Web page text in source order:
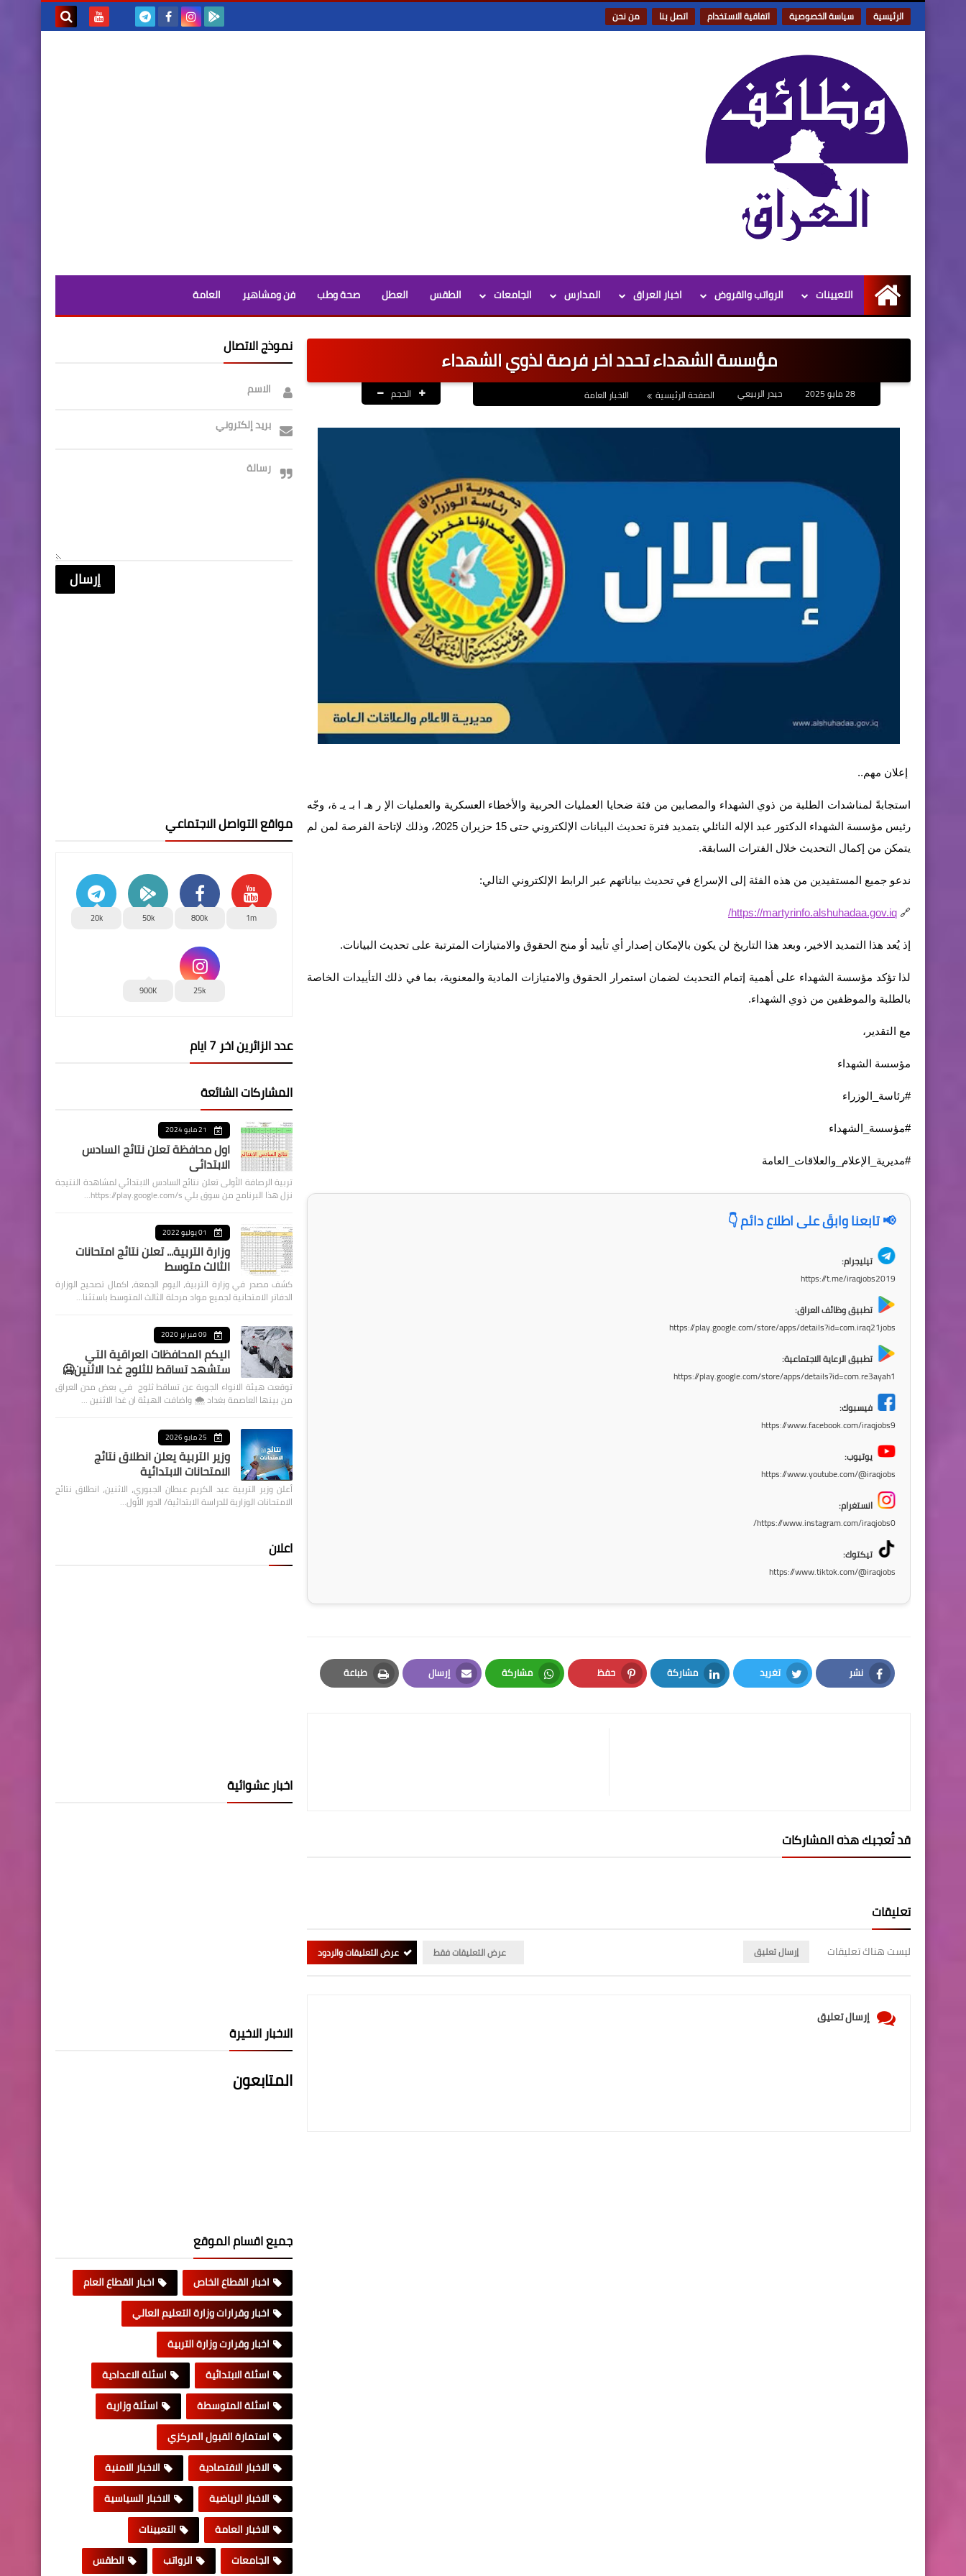
الرئيسية سياسة الخصوصية اتفاقية الاستخدام اتصل بنا من نحن
الرئيسية
التعيينات الرواتب والقروض اخبار العراق المدارس الجامعات الطقس العطل صحة وطب فن ومشاهير العامة
مؤسسة الشهداء تحدد اخر فرصة لذوي الشهداء
حيدر الربيعي الصفحة الرئيسية الاخبار العامة الحجم
إعلان مهم..
استجابةً لمناشدات الطلبة من ذوي الشهداء والمصابين من فئة ضحايا العمليات الحربية والأخطاء العسكرية والعمليات الإ ر هـ ا بـ يـ ة، وجّه
رئيس مؤسسة الشهداء الدكتور عبد الإله النائلي بتمديد فترة تحديث البيانات الإلكتروني حتى 15 حزيران 2025، وذلك لإتاحة الفرصة لمن لم
يتمكن من إكمال التحديث خلال الفترات السابقة.
ندعو جميع المستفيدين من هذه الفئة إلى الإسراع في تحديث بياناتهم عبر الرابط الإلكتروني التالي:
🔗
https://martyrinfo.alshuhadaa.gov.iq/
إذ يُعد هذا التمديد الاخير، وبعد هذا التاريخ لن يكون بالإمكان إصدار أي تأييد أو منح الحقوق والامتيازات المترتبة على تحديث البيانات.
لذا تؤكد مؤسسة الشهداء على أهمية إتمام التحديث لضمان استمرار الحقوق والامتيازات المادية والمعنوية، بما في ذلك التأييدات الخاصة
بالطلبة والموظفين من ذوي الشهداء.
مع التقدير،
مؤسسة الشهداء
#رئاسة_الوزراء
#مؤسسة_الشهداء
#مديرية_الإعلام_والعلاقات_العامة
📢 تابعنا وابقَ على اطلاع دائم 👇
تيليجرام:
https://t.me/iraqjobs2019
تطبيق وظائف العراق:
https://play.google.com/store/apps/details?id=com.iraq21jobs
تطبيق الرعاية الاجتماعية:
https://play.google.com/store/apps/details?id=com.re3ayah1
فيسبوك:
https://www.facebook.com/iraqjobs9
يوتيوب:
https://www.youtube.com/@iraqjobs
انستغرام:
https://www.instagram.com/iraqjobs0/
تيكتوك:
https://www.tiktok.com/@iraqjobs
نشر
Facebook
تغريد
Twitter
مشاركة
LinkedIn
حفظ
Pinterest
مشاركة
Whatsapp
إرسال
Email
طباعة
Print
قد تُعجبك هذه المشاركات
تعليقات
ليست هناك تعليقات إرسال تعليق عرض التعليقات فقط عرض التعليقات والردود
إرسال تعليق
نموذج الاتصال
الاسم
بريد إلكتروني
رسالة
مواقع التواصل الاجتماعي
1m
800k
50k
20k
25k
900K
عدد الزائرين اخر 7 ايام
المشاركات الشائعة
21 مايو 2024
اول محافظة تعلن نتائج السادس
الابتدائي
تربية الرصافة الأولى تعلن نتائج السادس الابتدائي لمشاهدة النتيجة
نزل هذا البرنامج من سوق بلي https://play.google.com/s…
01 يوليو 2022
وزارة التربية... تعلن نتائج امتحانات
الثالث متوسط
كشف مصدر في وزارة التربية، اليوم الجمعة، اكمال تصحيح الوزارة
الدفاتر الامتحانية لجميع مواد مرحلة الثالث المتوسط باستثنا…
09 فبراير 2020
اليكم المحافظات العراقية التي
ستشهد تساقط للثلوج غدا الاثنين🥶
توقعت هيئة الانواء الجوية عن تساقط ثلوج في بعض مدن العراق
من بينها العاصمة بغداد ⁦🌨️⁩ واضافت الهيئة ان غدا الاثنين …
25 مايو 2026
وزير التربية يعلن انطلاق نتائج
الامتحانات الابتدائية
أعلن وزير التربية عبد الكريم عبطان الجبوري، الاثنين، انطلاق نتائج
الامتحانات الوزارية للدراسة الابتدائية/ الدور الأول…
اعلان
اخبار عشوائية
الاخبار الاخيرة
المتابعون
جميع اقسام الموقع
اخبار القطاع الخاص
اخبار القطاع العام
اخبار وقرارات وزارة التعليم العالي
اخبار وقرارت وزارة التربية
اسئلة الابتدائية
اسئلة الاعدادية
اسئلة المتوسطة
اسئلة وزارية
استمارة القبول المركزي
الاخبار الاقتصادية
الاخبار الامنية
الاخبار الرياضية
الاخبار السياسية
الاخبار العامة
التعيينات
الجامعات
الرواتب الطقس